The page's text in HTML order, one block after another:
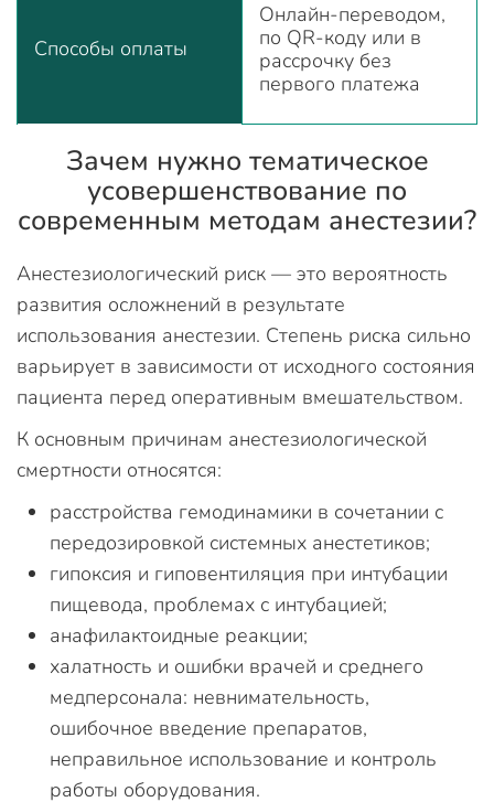
Способы оплаты
Онлайн-переводом,
по QR-коду или в
рассрочку без
первого платежа
Зачем нужно тематическое
усовершенствование по
современным методам анестезии?
Анестезиологический риск — это вероятность
развития осложнений в результате
использования анестезии. Степень риска сильно
варьирует в зависимости от исходного состояния
пациента перед оперативным вмешательством.
К основным причинам анестезиологической
смертности относятся:
расстройства гемодинамики в сочетании с
передозировкой системных анестетиков;
гипоксия и гиповентиляция при интубации
пищевода, проблемах с интубацией;
анафилактоидные реакции;
халатность и ошибки врачей и среднего
медперсонала: невнимательность,
ошибочное введение препаратов,
неправильное использование и контроль
работы оборудования.